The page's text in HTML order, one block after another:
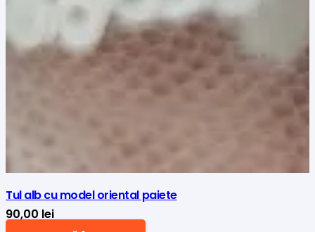
Tul alb cu model oriental paiete
90,00 lei